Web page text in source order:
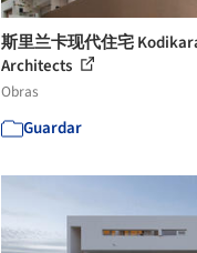
斯里兰卡现代住宅
Architects
Obras
Guardar